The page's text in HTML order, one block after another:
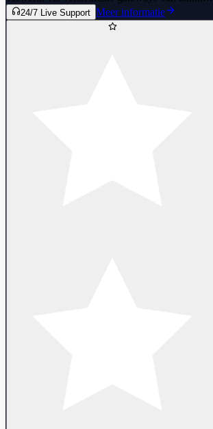
24/7 Live Support Meer informatie